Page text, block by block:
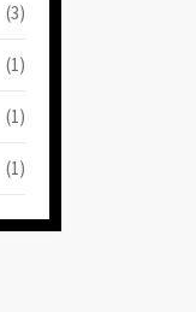
(3)
(1)
(1)
(1)